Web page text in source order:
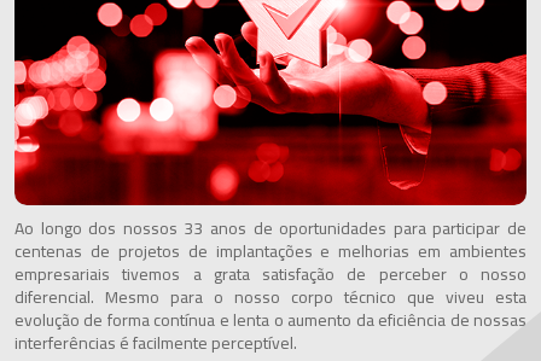
Ao longo dos nossos 33 anos de oportunidades para participar de
centenas de projetos de implantações e melhorias em ambientes
empresariais tivemos a grata satisfação de perceber o nosso
diferencial. Mesmo para o nosso corpo técnico que viveu esta
evolução de forma contínua e lenta o aumento da eficiência de nossas
interferências é facilmente perceptível.